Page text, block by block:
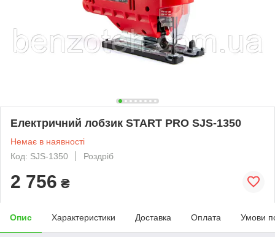
Електричний лобзик START PRO SJS-1350
Немає в наявності
Код: SJS-1350
Роздріб
2 756 ₴
Опис Характеристики Доставка Оплата Умови